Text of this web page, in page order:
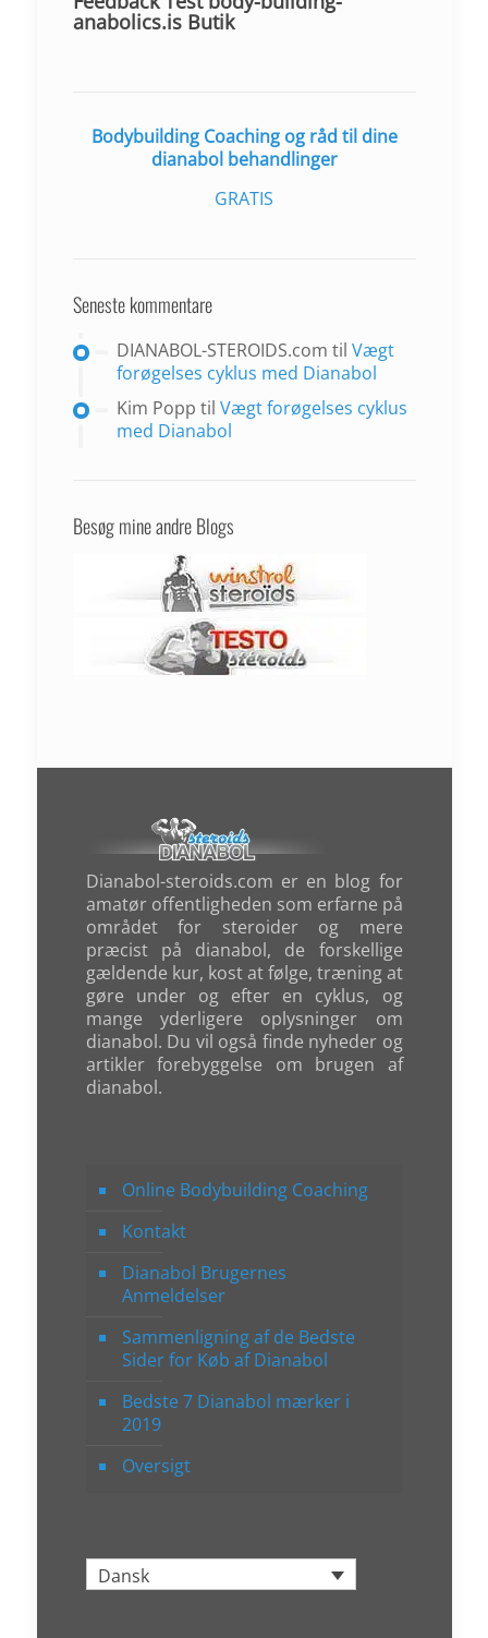
anabolics.is Butik
Bodybuilding Coaching og råd til dine
dianabol behandlinger
GRATIS
Seneste kommentare
DIANABOL-STEROIDS.com til Vægt
forøgelses cyklus med Dianabol
Kim Popp til Vægt forøgelses cyklus
med Dianabol
Besøg mine andre Blogs
Dianabol-steroids.com er en blog for
amatør offentligheden som erfarne på
området for steroider og mere
præcist på dianabol, de forskellige
gældende kur, kost at følge, træning at
gøre under og efter en cyklus, og
mange yderligere oplysninger om
dianabol. Du vil også finde nyheder og
artikler forebyggelse om brugen af
dianabol.
Online Bodybuilding Coaching
Kontakt
Dianabol Brugernes
Anmeldelser
Sammenligning af de Bedste
Sider for Køb af Dianabol
Bedste 7 Dianabol mærker i
2019
Oversigt
Dansk